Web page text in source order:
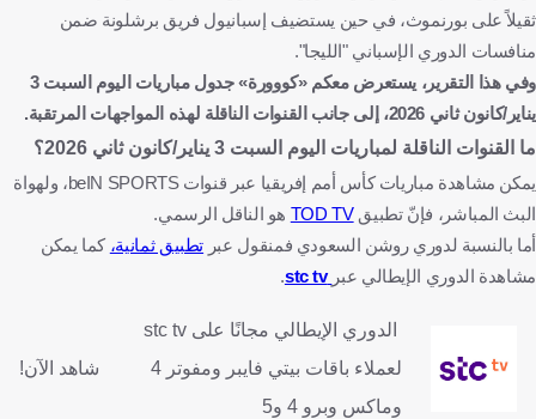
ثقيلاً على بورنموث، في حين يستضيف إسبانيول فريق برشلونة ضمن
منافسات الدوري الإسباني "الليجا".
وفي هذا التقرير، يستعرض معكم «كووورة» جدول مباريات اليوم السبت 3
يناير/كانون ثاني 2026، إلى جانب القنوات الناقلة لهذه المواجهات المرتقبة.
ما القنوات الناقلة لمباريات اليوم السبت 3 يناير/كانون ثاني 2026؟
يمكن مشاهدة مباريات كأس أمم إفريقيا عبر قنوات beIN SPORTS، ولهواة
البث المباشر، فإنّ تطبيقTOD TV هو الناقل الرسمي.
أما بالنسبة لدوري روشن السعودي فمنقول عبر تطبيق ثمانية، كما يمكن
مشاهدة الدوري الإيطالي عبر stc tv
.
الدوري الإيطالي مجانًا على stc tv
لعملاء باقات بيتي فايبر ومفوتر 4
وماكس وبرو 4 و5
شاهد الآن!